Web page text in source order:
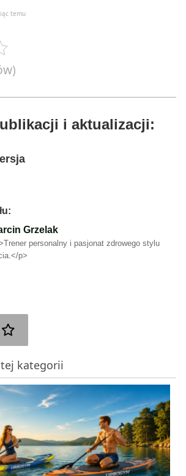
temu
i aktualizacji:
Grzelak
personalny i pasjonat zdrowego stylu
p>
FBna e-mail
kategorii